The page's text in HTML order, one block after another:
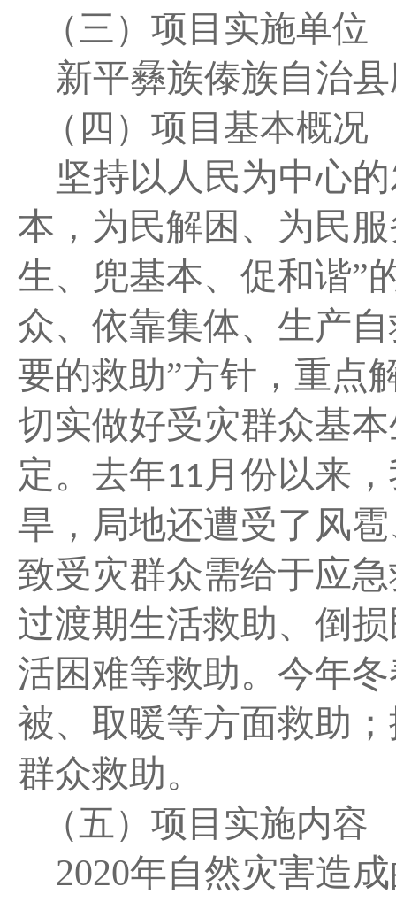
（三）项目实施单位
新平彝族傣族自治
（四）项目基本概况
坚持以人民为中心
本，为民解困、为民
生、兜基本、促和谐”
众、依靠集体、生产
要的救助”方针，重点
切实做好受灾群众基
定。去年11 月份以来
旱，局地还遭受了风
致受灾群众需给于应
过渡期生活救助、倒
活困难等救助。今年
被、取暖等方面救助
群众救助。
（五）项目实施内容
2020年自然灾害造